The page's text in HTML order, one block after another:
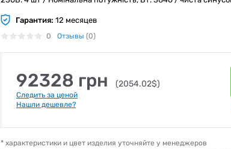
Гарантия: 12 месяцев
0 Отзывы (0)
92328 грн (2054.02$)
Следить за ценой
Нашли дешевле?
* характеристики и цвет изделия уточняйте у менеджеров